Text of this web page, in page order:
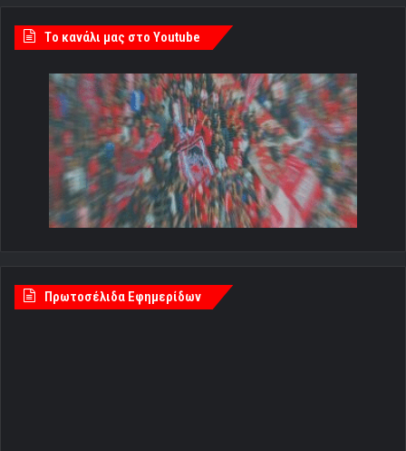
Tο κανάλι μας στο Youtube
Πρωτοσέλιδα Εφημερίδων